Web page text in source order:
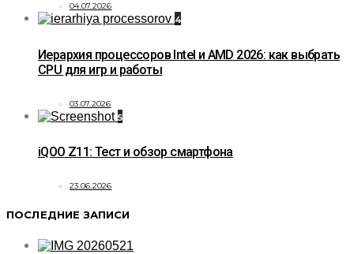
04.07.2026
4
Иерархия процессоров Intel и AMD 2026: как выбрать
CPU для игр и работы
03.07.2026
5
iQOO Z11: Тест и обзор смартфона
23.06.2026
ПОСЛЕДНИЕ ЗАПИСИ